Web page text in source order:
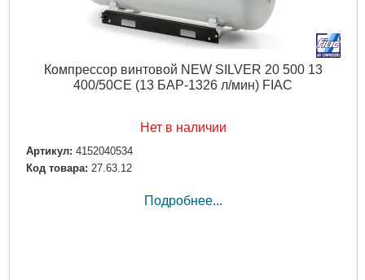
Компрессор винтовой NEW SILVER 20 500 13
400/50CE (13 БАР-1326 л/мин) FIAC
Нет в наличии
Артикул: 4152040534
Код товара: 27.63.12
Подробнее...